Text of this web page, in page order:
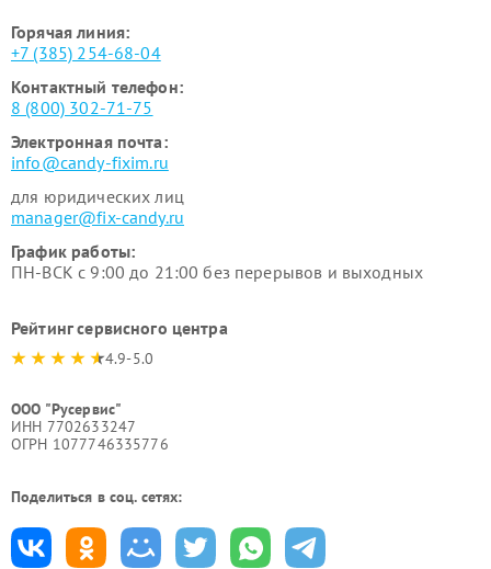
Горячая линия:
+7 (385) 254-68-04
Контактный телефон:
8 (800) 302-71-75
Электронная почта:
info@candy-fixim.ru
для юридических лиц
manager@fix-candy.ru
График работы:
ПН-ВСК с 9:00 до 21:00 без перерывов и выходных
Рейтинг сервисного центра
4.9-5.0
ООО "Русервис"
ИНН 7702633247
ОГРН 1077746335776
Поделиться в соц. сетях: